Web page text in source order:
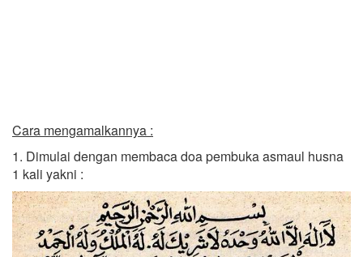
Cara mengamalkannya :
1. Dimulai dengan membaca doa pembuka asmaul husna
1 kali yakni :